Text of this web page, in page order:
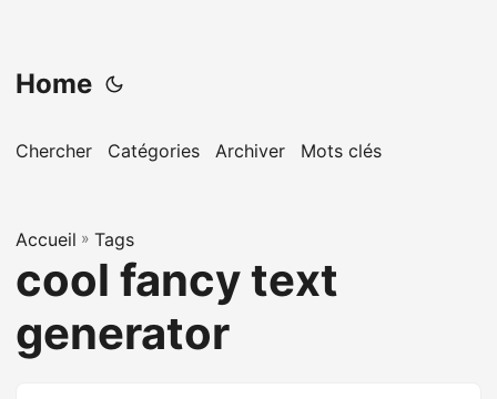
Home
Chercher Catégories Archiver Mots clés
Accueil » Tags
cool fancy text
generator